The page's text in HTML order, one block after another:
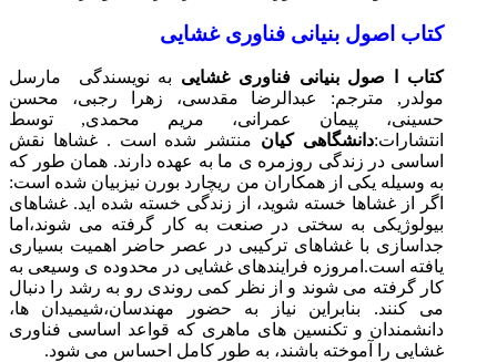
کتاب اصول بنیانی فناوری غشایی
کتاب ا صول بنیانی فناوری غشایی به نویسندگی مارسل
مولدر, مترجم: عبدالرضا مقدسی، زهرا رجبی، محسن
حسینی، پیمان عمرانی، مریم محمدی, توسط
انتشارات:دانشگاهی کیان منتشر شده است . غشاها نقش
اساسی در زندگی روزمره ی ما به عهده دارند. همان طور که
به وسیله یکی از همکاران من ریچارد بورن نیزبیان شده است:
اگر از غشاها خسته شوید، از زندگی خسته شده اید. غشاهای
بیولوژیکی به سختی در صنعت به کار گرفته می شوند،اما
جداسازی با غشاهای ترکیبی در عصر حاضر اهمیت بسیاری
یافته است.امروزه فرایندهای غشایی در محدوده ی وسیعی به
کار گرفته می شوند و از نظر کمی روندی رو به رشد را دنبال
می کنند. بنابراین نیاز به حضور مهندسان،شیمیدان ها،
دانشمندان و تکنسین های ماهری که قواعد اساسی فناوری
غشایی را آموخته باشند، به طور کامل احساس می شود.